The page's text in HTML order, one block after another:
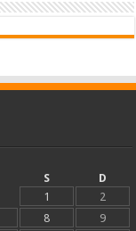
S
D
1
2
8
9